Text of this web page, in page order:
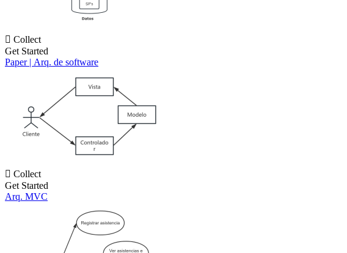
 Collect
Get Started
Paper | Arq. de software
 Collect
Get Started
Arq. MVC